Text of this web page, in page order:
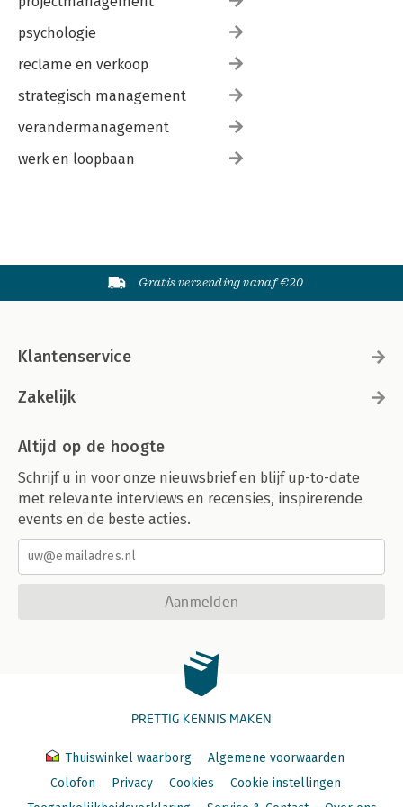
psychologie
reclame en verkoop
strategisch management
verandermanagement
werk en loopbaan
Gratis verzending vanaf €20
Klantenservice
Zakelijk
Altijd op de hoogte
Schrijf u in voor onze nieuwsbrief en blijf up-to-date
met relevante interviews en recensies, inspirerende
events en de beste acties.
Aanmelden
PRETTIG KENNIS MAKEN
Thuiswinkel waarborg
Algemene voorwaarden
Colofon
Privacy Cookies
Cookie instellingen